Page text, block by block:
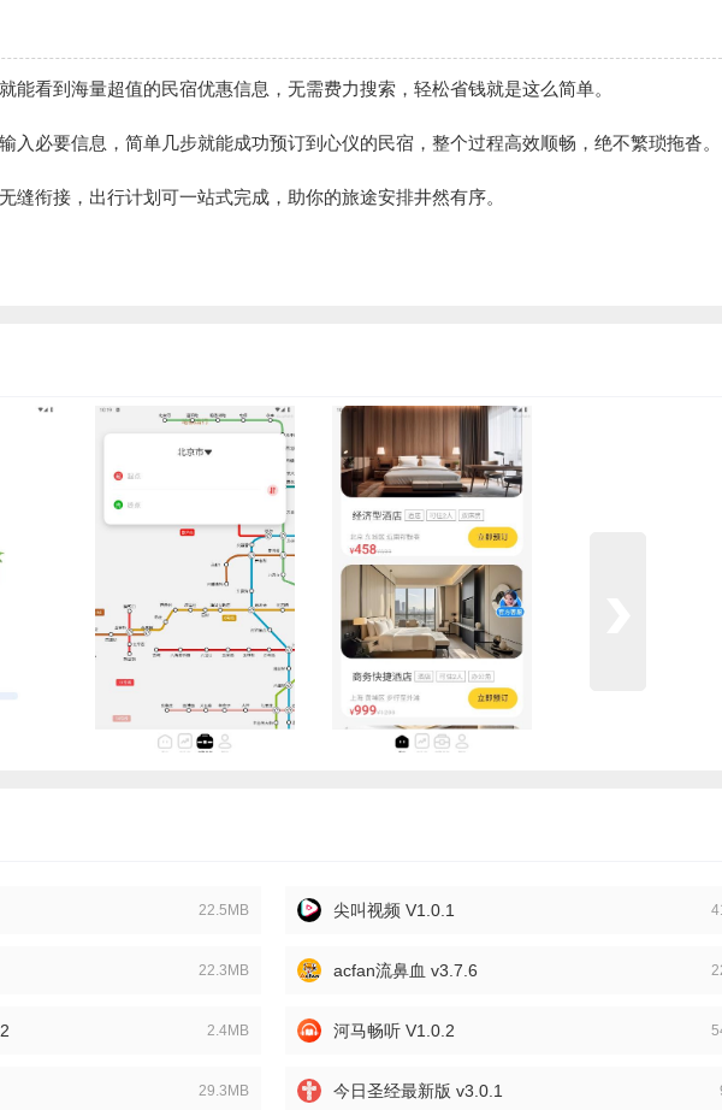
能看到海量超值的民宿优惠信息，无需费力搜索，轻松省钱就是这么简单。
入必要信息，简单几步就能成功预订到心仪的民宿，整个过程高效顺畅，绝不繁琐拖沓。
缝衔接，出行计划可一站式完成，助你的旅途安排井然有序。
22.5MB 尖叫视频 V1.0.1
22.3MB acfan流鼻血 v3.7.6
2.4MB 河马畅听 V1.0.2
29.3MB 今日圣经最新版 v3.0.1